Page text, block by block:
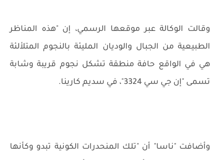
وقالت الوكالة عبر موقعها الرسمي، إن "هذه المناظر
الطبيعية من الجبال والوديان المليئة بالنجوم المتلألئة
هي في الواقع حافة منطقة تشكل نجوم قريبة وشابة
تسمى "إن جي سي 3324"، في سديم كارينا.
وأضافت "ناسا" أن "تلك المنحدرات الكونية تبدو وكأنها